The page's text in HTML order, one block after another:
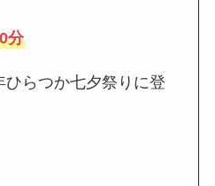
分
らつか七夕祭りに登